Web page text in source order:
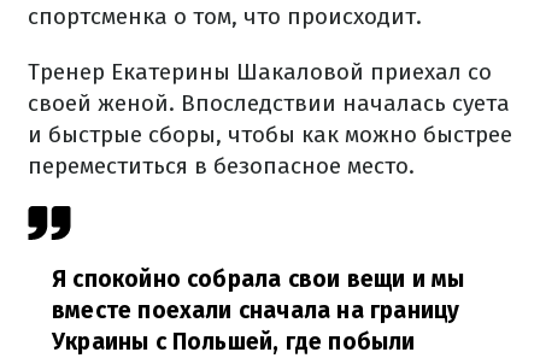
спортсменка о том, что происходит.
Тренер Екатерины Шакаловой приехал со
своей женой. Впоследствии началась суета
и быстрые сборы, чтобы как можно быстрее
переместиться в безопасное место.
Я спокойно собрала свои вещи и мы
вместе поехали сначала на границу
Украины с Польшей, где побыли